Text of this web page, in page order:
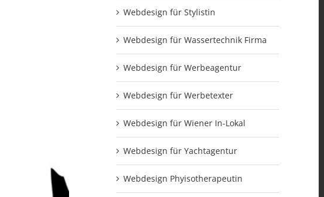
Webdesign für Stylistin
Webdesign für Wassertechnik Firma
Webdesign für Werbeagentur
Webdesign für Werbetexter
Webdesign für Wiener In-Lokal
Webdesign für Yachtagentur
Webdesign Phyisotherapeutin